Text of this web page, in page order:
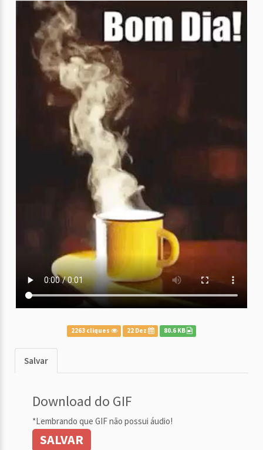
2263 cliques 22 Dez 80.6 KB
Salvar
Download do GIF
*Lembrando que GIF não possui áudio!
SALVAR